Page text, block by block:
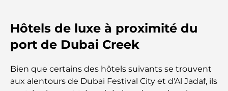
Les meilleurs centres commerciaux de Dubaï pour
le shopping et les loisirs
Que faire au DIFC : explorez le quartier le plus
dynamique de Dubaï
Hôtels de luxe à proximité du
port de Dubai Creek
Bien que certains des hôtels suivants se trouvent
aux alentours de Dubai Festival City et d'Al Jadaf, ils